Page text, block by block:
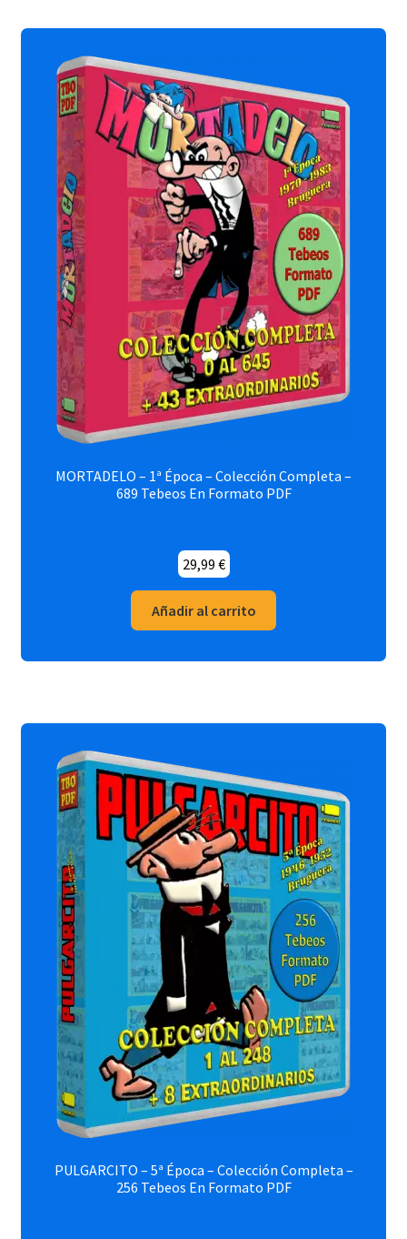
MORTADELO – 1ª Época – Colección Completa –
689 Tebeos En Formato PDF
29,99 €
Añadir al carrito
PULGARCITO – 5ª Época – Colección Completa –
256 Tebeos En Formato PDF